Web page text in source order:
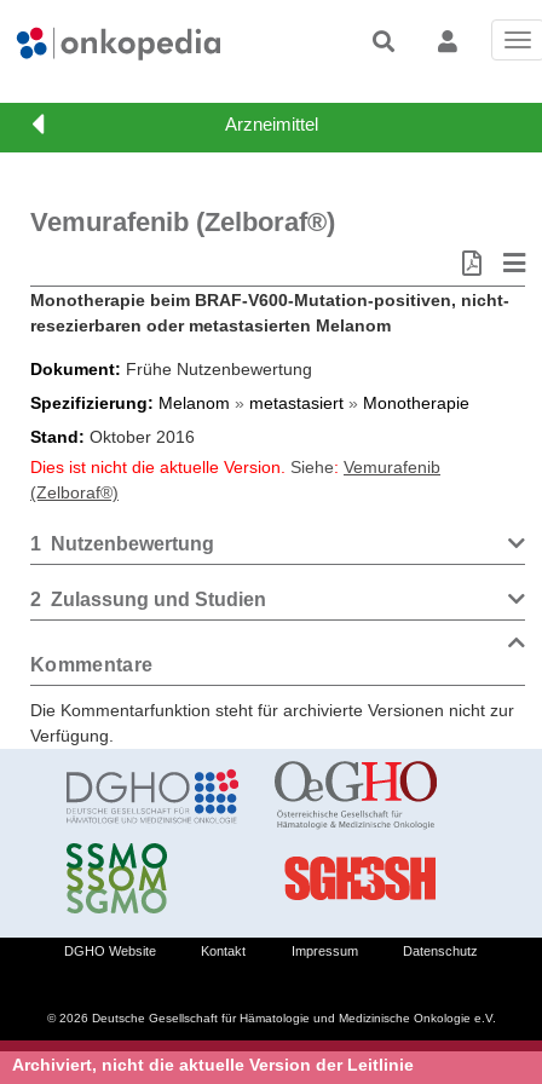
Vemurafenib (Zelboraf®)
Monotherapie beim BRAF-V600-Mutation-positiven, nicht-
resezierbaren oder metastasierten Melanom
Dokument
Frühe Nutzenbewertung
Spezifizierung
Melanom » metastasiert » Monotherapie
Stand
Oktober 2016
Dies ist nicht die aktuelle Version.
Siehe: Vemurafenib
(Zelboraf®)
1 Nutzenbewertung
2 Zulassung und Studien
Kommentare
Die Kommentarfunktion steht für archivierte Versionen nicht zur
Verfügung.
Archiviert, nicht die aktuelle Version der Leitlinie
© 2026 Deutsche Gesellschaft für Hämatologie und Medizinische Onkologie e.V.
DGHO Website Kontakt Impressum Datenschutz